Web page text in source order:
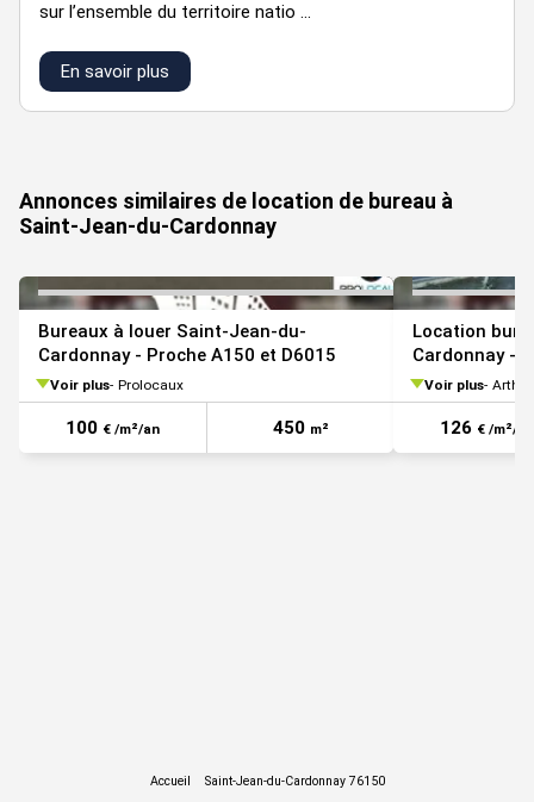
sur l’ensemble du territoire natio ...
En savoir plus
Annonces similaires de location de bureau à
Saint-Jean-du-Cardonnay
Bureaux à louer Saint-Jean-du-
Cardonnay - Proche A150 et D6015
Voir plus Prolocaux
100 € /m²/an 450 m²
Location
Cardonnay -
d'activité/
Voir plus
126 € /m²/an